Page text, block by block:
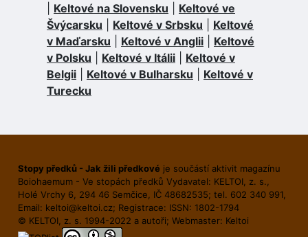
Keltové na Slovensku
Keltové ve
Švýcarsku
Keltové v Srbsku
Keltové
v Maďarsku
Keltové v Anglii
Keltové
v Polsku
Keltové v Itálii
Keltové v
Belgii
Keltové v Bulharsku
Keltové v
Turecku
Stopy předků - Jak žili předkové je součástí aktivit magazínu
Boiohaemum - Ve stopách předků Vydavatel: KELTOI, z. s.,
Holé Vrchy 6, 294 46 Semčice, IČ 48682535; tel. 602 340 991,
Email: keltoi@keltoi.cz; Registrace: ISSN: 1802-1794
© KELTOI, z. s. 1994-2022 a autoři; Webmaster: Keltoi